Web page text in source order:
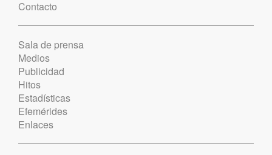
Contacto
Sala de prensa
Medios
Publicidad
Hitos
Estadísticas
Efemérides
Enlaces